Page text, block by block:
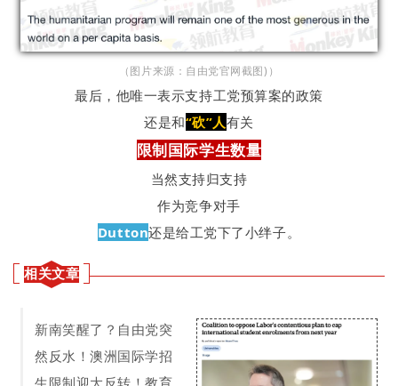
（图片来源：自由党官网截图)）
最后，他唯一表示支持工党预算案的政策
还是和“砍”人有关
限制国际学生数量
当然支持归支持
作为竞争对手
Dutton还是给工党下了小绊子。
相关文章
新南笑醒了？自由党突
然反水！澳洲国际学招